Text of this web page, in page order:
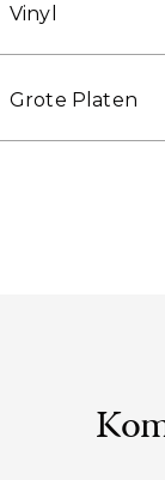
Vinyl
Grote Platen